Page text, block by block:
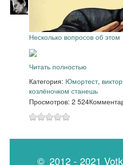
Несколько вопросов об этом
Читать полностью
Категория: Юмортест,
козлёночком станешь
Просмотров: 2 524
© 2012 - 2021